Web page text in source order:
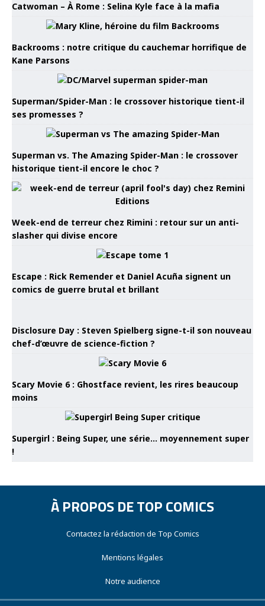
Catwoman – À Rome : Selina Kyle face à la mafia
Backrooms : notre critique du cauchemar horrifique de
Kane Parsons
Superman/Spider-Man : le crossover historique tient-il
ses promesses ?
Superman vs. The Amazing Spider-Man : le crossover
historique tient-il encore le choc ?
Week-end de terreur chez Rimini : retour sur un anti-
slasher qui divise encore
Escape : Rick Remender et Daniel Acuña signent un
comics de guerre brutal et brillant
Disclosure Day : Steven Spielberg signe-t-il son nouveau
chef-d’œuvre de science-fiction ?
Scary Movie 6 : Ghostface revient, les rires beaucoup
moins
Supergirl : Being Super, une série… moyennement super
!
À PROPOS DE TOP COMICS
Contactez la rédaction de Top Comics
Mentions légales
Notre audience